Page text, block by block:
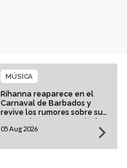
Rihanna reaparece en el
Carnaval de Barbados y
revive los rumores sobre su
esperado regreso musical
MÚSICA
05 Aug 2026